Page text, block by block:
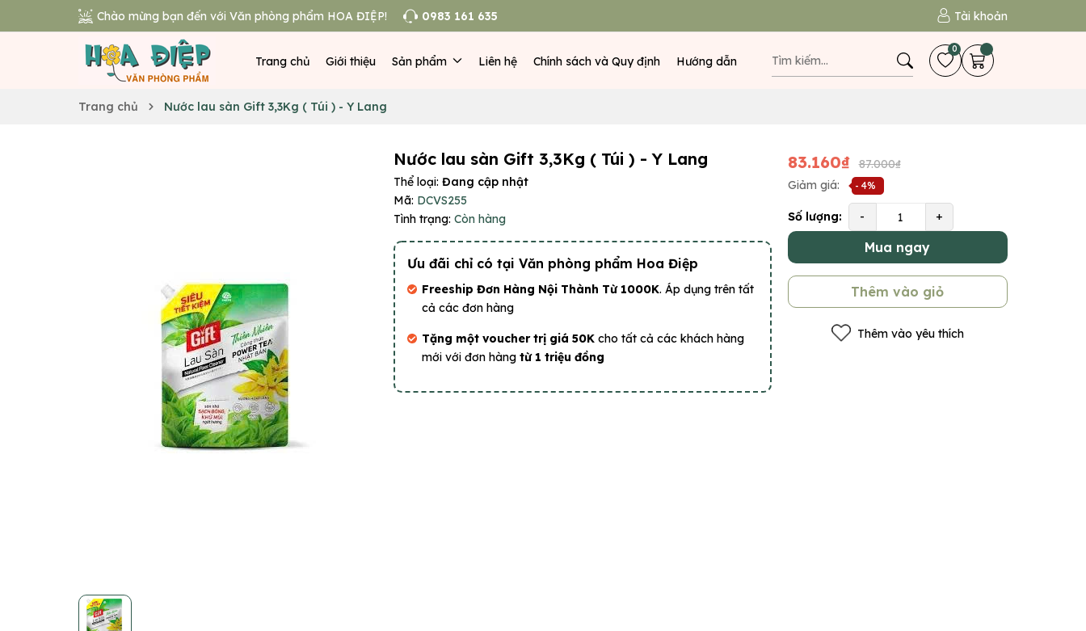
Chào mừng bạn đến với Văn phòng phẩm HOA ĐIỆP! 0983 161 635 Tài khoản
Trang chủ Giới thiệu Sản phẩm Liên hệ Chính sách và Quy định Hướng dẫn
0
Trang chủ Nước lau sàn Gift 3,3Kg ( Túi ) - Y Lang
Nước lau sàn Gift 3,3Kg ( Túi ) - Y Lang
Thể loại: Đang cập nhật
Mã: DCVS255
Tình trạng: Còn hàng
Ưu đãi chỉ có tại Văn phòng phẩm Hoa Điệp
Freeship Đơn Hàng Nội Thành Từ 1000K. Áp dụng trên tất
cả các đơn hàng
Tặng một voucher trị giá 50K cho tất cả các khách hàng
mới với đơn hàng từ 1 triệu đồng
83.160₫
87.000₫
Giảm giá:
- 4%
Số lượng: - +
Mua ngay
Thêm vào giỏ
Thêm vào yêu thích